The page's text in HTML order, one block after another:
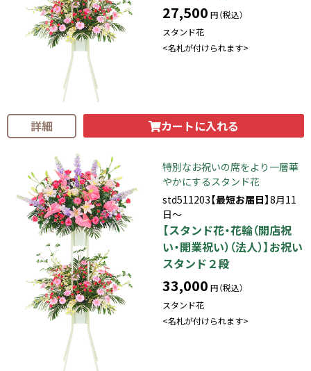
27,500 円（税込）
スタンド花
<名札が付けられます>
詳細 カートに入れる
特別なお祝いの席をより一層華
やかにするスタンド花
std511203【最短お届日】8月11
日～
【スタンド花・花輪（開店祝
い・開業祝い）（法人）】お祝い
スタンド２段
33,000 円（税込）
スタンド花
<名札が付けられます>